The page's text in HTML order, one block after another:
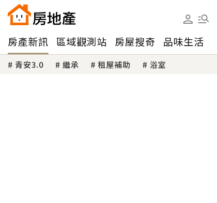
房產新訊 區域觀測站 房屋搜奇 品味生活
青安3.0 繼承 租屋補助 浴室